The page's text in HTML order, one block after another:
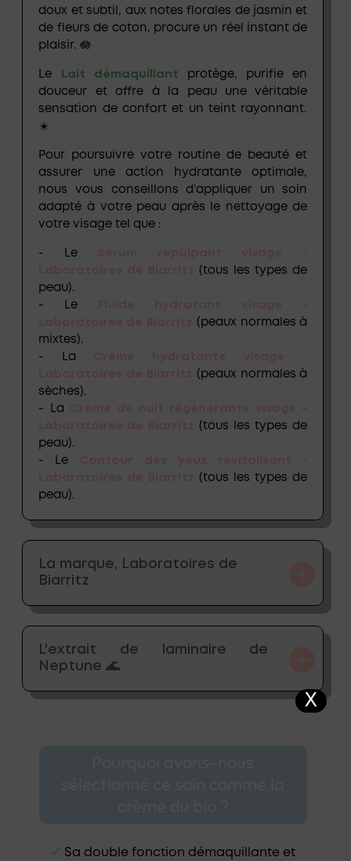
doux et subtil, aux notes florales de jasmin et
de fleurs de coton, procure un réel instant de
plaisir. 🪷
Le Lait démaquillant protège, purifie en
douceur et offre à la peau une véritable
sensation de confort et un teint rayonnant.
☀️
Pour poursuivre votre routine de beauté et
assurer une action hydratante optimale,
nous vous conseillons d’appliquer un soin
adapté à votre peau après le nettoyage de
votre visage tel que :
- Le
(tous les types de
peau).
- Le
(peaux normales à
mixtes).
- La
(peaux normales à
sèches).
- La
(tous les types de
peau).
- Le
(tous les types de
peau).
La marque, Laboratoires de
Biarritz
L'extrait de laminaire de
Neptune 🌊
Sa double fonction démaquillante et
X